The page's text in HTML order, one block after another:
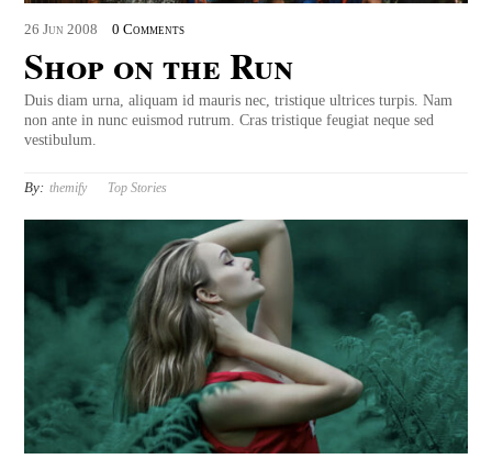
26 Jun 2008 0 Comments
Shop on the Run
Duis diam urna, aliquam id mauris nec, tristique ultrices turpis. Nam
non ante in nunc euismod rutrum. Cras tristique feugiat neque sed
vestibulum.
By: themify Top Stories